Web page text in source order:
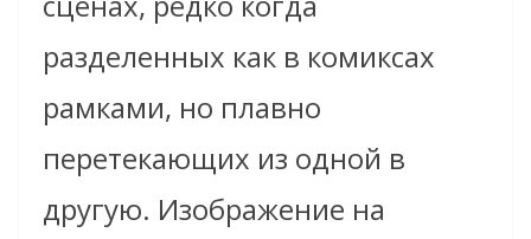
разделенных как в комиксах
рамками, но плавно
перетекающих из одной в
другую. Изображение на